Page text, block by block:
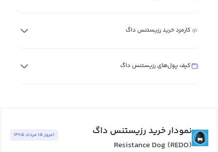
کارمزد خرید رزیستنس داگ
کیف پول‌های رزیستنس داگ
نمودار خرید رزیستنس داگ
Resistance Dog (REDO)
امروز ١٥ مرداد ١٤٠٥